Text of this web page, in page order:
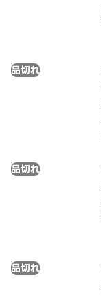
品切れ
品切れ
品切れ